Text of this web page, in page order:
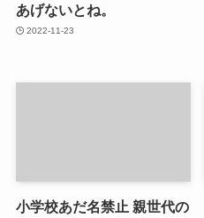
あげないとね。
2022-11-23
小学校あだ名禁止 親世代の